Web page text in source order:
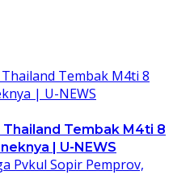
Thailand Tembak M4ti 8
| U-NEWS